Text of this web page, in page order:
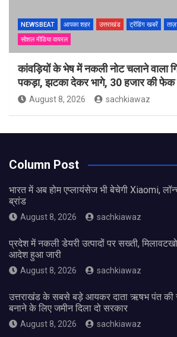
NEWSBEAT आपका शहर उत्तराखंड ट्रेंडिंग खबरें
सोशल मीडिया वायरल
कांवड़ियों के भेष में नकली नोट चलाने वाला
पकड़ा, झटका देकर भागे, 30 हजार की फेक
August 8, 2026 sachkiawaz
Column Post
भारत में अब होम एप्लायंसेज भी बेचेगी Xiaomi,
ब्रांड
August 8, 2026 sachkiawaz
प्रदेश में नकली डेयरी उत्पादों पर सख्ती,
आदेश हुआ जारी
August 8, 2026 sachkiawaz
उत्तराखंड के सबसे बड़े आयकर दाता ऋषभ पंत की
बनाने के लिए जमीन दिला दो सरकार
August 8, 2026 sachkiawaz